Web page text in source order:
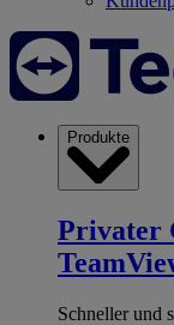
Produkte
Privater
Schneller und